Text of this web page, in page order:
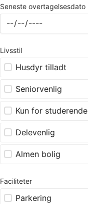
Seneste overtagelsesdato
Livsstil
Husdyr tilladt
Seniorvenlig
Kun for studerende
Delevenlig
Almen bolig
Faciliteter
Parkering